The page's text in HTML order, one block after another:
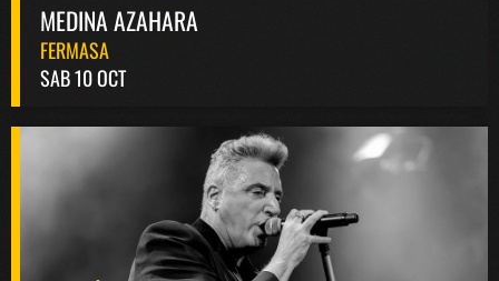
MEDINA AZAHARA
FERMASA
SAB 10 OCT